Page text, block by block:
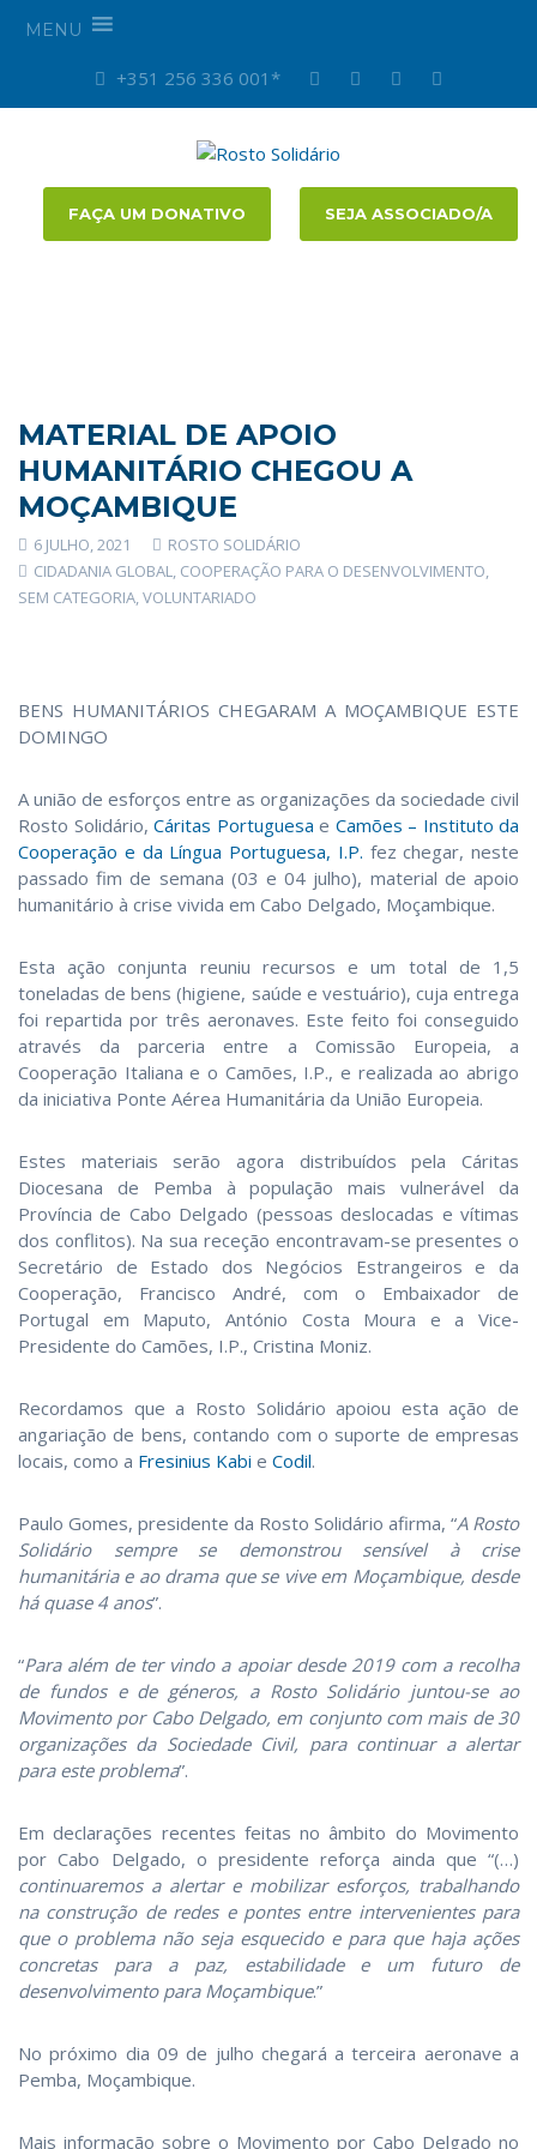
MENU
+351 256 336 001*
FAÇA UM DONATIVO SEJA ASSOCIADO/A
MATERIAL DE APOIO
HUMANITÁRIO CHEGOU A
MOÇAMBIQUE
6 JULHO, 2021
ROSTO SOLIDÁRIO
CIDADANIA GLOBAL, COOPERAÇÃO PARA O DESENVOLVIMENTO,
SEM CATEGORIA,VOLUNTARIADO
BENS HUMANITÁRIOS CHEGARAM A MOÇAMBIQUE ESTE
DOMINGO
A união de esforços entre as organizações da sociedade civil
Rosto Solidário, Cáritas Portuguesa e Camões – Instituto da
Cooperação e da Língua Portuguesa, I.P. fez chegar, neste
passado fim de semana (03 e 04 julho), material de apoio
humanitário à crise vivida em Cabo Delgado, Moçambique.
Esta ação conjunta reuniu recursos e um total de 1,5
toneladas de bens (higiene, saúde e vestuário), cuja entrega
foi repartida por três aeronaves. Este feito foi conseguido
através da parceria entre a Comissão Europeia, a
Cooperação Italiana e o Camões, I.P., e realizada ao abrigo
da iniciativa Ponte Aérea Humanitária da União Europeia.
Estes materiais serão agora distribuídos pela Cáritas
Diocesana de Pemba à população mais vulnerável da
Província de Cabo Delgado (pessoas deslocadas e vítimas
dos conflitos). Na sua receção encontravam-se presentes o
Secretário de Estado dos Negócios Estrangeiros e da
Cooperação, Francisco André, com o Embaixador de
Portugal em Maputo, António Costa Moura e a Vice-
Presidente do Camões, I.P., Cristina Moniz.
Recordamos que a Rosto Solidário apoiou esta ação de
angariação de bens, contando com o suporte de empresas
locais, como a Fresinius Kabi e Codil.
Paulo Gomes, presidente da Rosto Solidário afirma, “A Rosto
Solidário sempre se demonstrou sensível à crise
humanitária e ao drama que se vive em Moçambique, desde
há quase 4 anos”.
“Para além de ter vindo a apoiar desde 2019 com a recolha
de fundos e de géneros, a Rosto Solidário juntou-se ao
Movimento por Cabo Delgado, em conjunto com mais de 30
organizações da Sociedade Civil, para continuar a alertar
para este problema”.
Em declarações recentes feitas no âmbito do Movimento
por Cabo Delgado, o presidente reforça ainda que “(…)
continuaremos a alertar e mobilizar esforços, trabalhando
na construção de redes e pontes entre intervenientes para
que o problema não seja esquecido e para que haja ações
concretas para a paz, estabilidade e um futuro de
desenvolvimento para Moçambique.”
No próximo dia 09 de julho chegará a terceira aeronave a
Pemba, Moçambique.
Mais informação sobre o Movimento por Cabo Delgado no